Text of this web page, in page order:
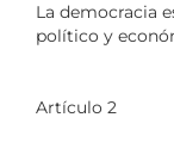
La democracia
político y
Artículo 2